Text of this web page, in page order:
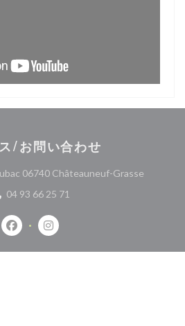
/お問い合わせ
06740 Châteauneuf-Grasse((新しい
04 93 66 25 71
Facebook ((新しいウィンドウで開
Instagram ((新しいウィン